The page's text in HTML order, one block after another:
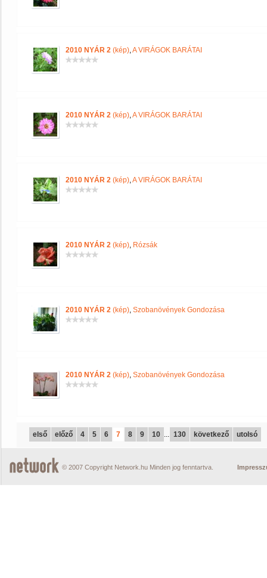
2010 NYÁR 2 (kép),A VIRÁGOK BARÁTAI
2010 NYÁR 2 (kép),A VIRÁGOK BARÁTAI
2010 NYÁR 2 (kép),A VIRÁGOK BARÁTAI
2010 NYÁR 2 (kép), Rózsák
2010 NYÁR 2 (kép), Szobanövények Gondozása
2010 NYÁR 2 (kép), Szobanövények Gondozása
első előző 4 5 6 7 8 9 10 ... 130 következő utolsó
© 2007 Copyright Network.hu Minden jog fenntartva.